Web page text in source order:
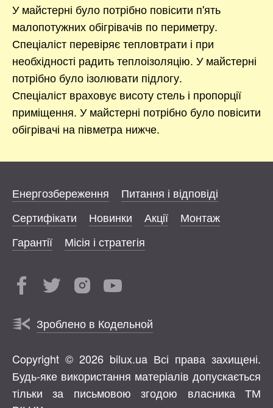
У майстерні було потрібно повісити п'ять
малопотужних обігрівачів по периметру.
Спеціаліст перевіряє тепловтрати і при
необхідності радить теплоізоляцію. У майстерні
потрібно було ізолювати підлогу.
Спеціаліст враховує висоту стель і пропорції
приміщення. У майстерні потрібно було повісити
обігрівачі на півметра нижче.
Енергозбереження
Питання і відповіді
Сертифікати
Новинки Акції
Монтаж
Гарантії
Місія і стратегія
Зроблено в Кодельной
Copyright © 2026 bilux.ua Всі права захищені.
Будь-яке використання матеріалів допускається
тільки за письмовою згодою власника ТМ